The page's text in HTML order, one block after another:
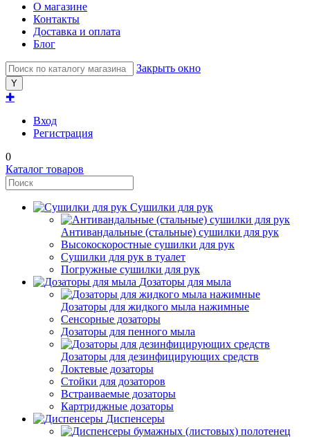
О магазине
Контакты
Доставка и оплата
Блог
Закрыть окно
✚
Вход
Регистрация
0
Каталог товаров
Сушилки для рук
Антивандальные (стальные) сушилки для рук
Высокоскоростные сушилки для рук
Сушилки для рук в туалет
Погружные сушилки для рук
Дозаторы для мыла
Дозаторы для жидкого мыла нажимные
Сенсорные дозаторы
Дозаторы для пенного мыла
Дозаторы для дезинфицирующих средств
Локтевые дозаторы
Стойки для дозаторов
Встраиваемые дозаторы
Картриджные дозаторы
Диспенсеры